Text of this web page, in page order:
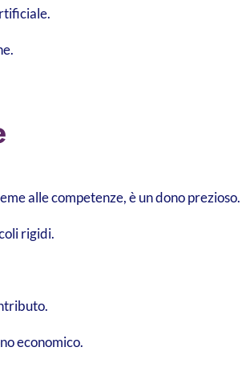
alle competenze, è un dono prezioso.
rigidi.
economico.